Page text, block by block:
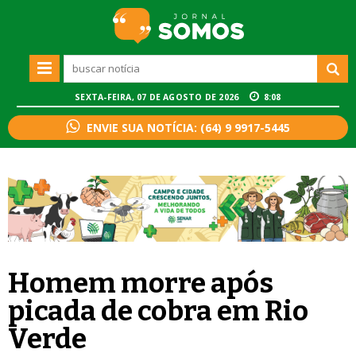
SEXTA-FEIRA, 07 DE AGOSTO DE 2026 8:08
ENVIE SUA NOTÍCIA: (64) 9 9917-5445
Homem morre após
picada de cobra em Rio
Verde